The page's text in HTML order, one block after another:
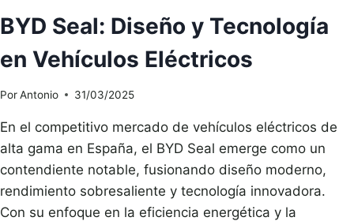
BYD Seal: Diseño y Tecnología
en Vehículos Eléctricos
PorAntonio 31/03/2025
En el competitivo mercado de vehículos eléctricos de
alta gama en España, el BYD Seal emerge como un
contendiente notable, fusionando diseño moderno,
rendimiento sobresaliente y tecnología innovadora.
Con su enfoque en la eficiencia energética y la